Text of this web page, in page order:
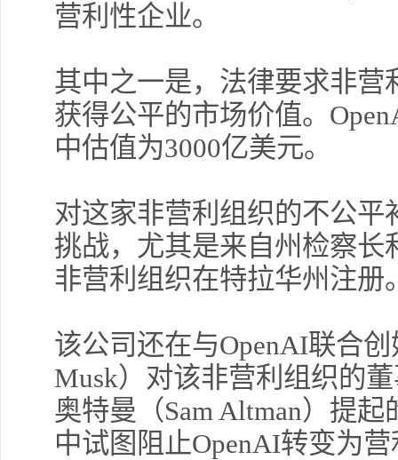
营利性企业。
其中之一是，法律要求非营
获得公平的市场价值。
中估值为3000亿美元。
对这家非营利组织的不公平
挑战，尤其是来自州检察
非营利组织在特拉华州注册
该公司还在与OpenAI联合
Musk）对该非营利组织的
奥特曼（Sam Altman）提
中试图阻止OpenAI转变为